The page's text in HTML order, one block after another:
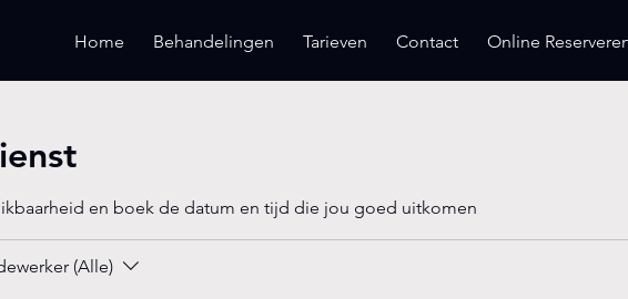
Home Behandelingen Tarieven Contact Online
en boek de datum en tijd die jou goed uitkomen
(Alle)